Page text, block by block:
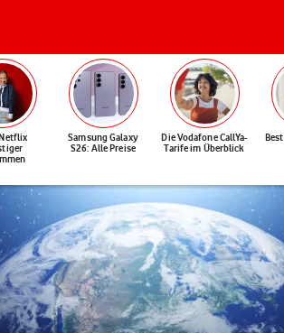
Samsung Galaxy
S26: Alle Preise
Die Vodafone CallYa-
Tarife im Überblick